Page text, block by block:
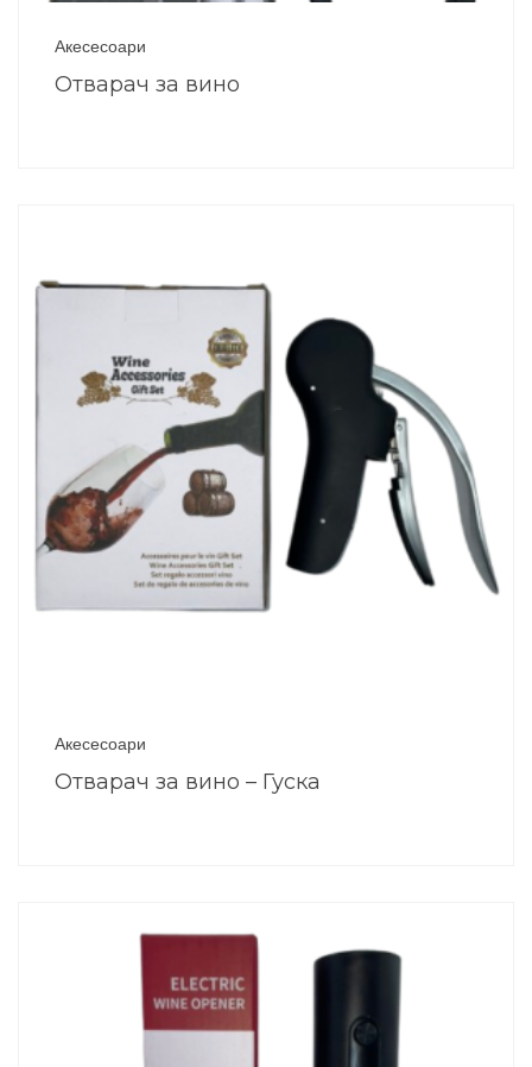
Акесесоари
Отварач за вино
Акесесоари
Отварач за вино – Гуска